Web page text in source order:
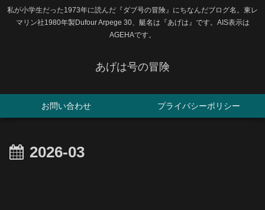
私が小学生だった1973年に読んだ『ダブ号の冒険』にちなんだブログ名。東レ
マリン社1980年製Dufour Arpege 30、艇名は『あげは』です。AIS表示は
AGEHAです。
あげは号の冒険
お問い合わせ プライバシーポリシー
2026-03